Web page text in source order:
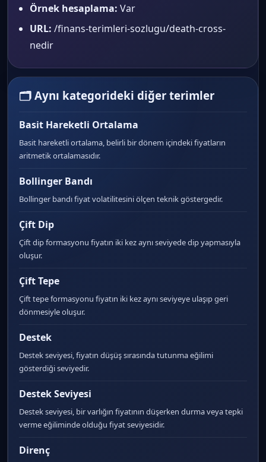
Örnek hesaplama: Var
URL: /finans-terimleri-sozlugu/death-cross-
nedir
🗂 Aynı kategorideki diğer terimler
Basit Hareketli Ortalama
Basit hareketli ortalama, belirli bir dönem içindeki fiyatların
aritmetik ortalamasıdır.
Bollinger Bandı
Bollinger bandı fiyat volatilitesini ölçen teknik göstergedir.
Çift Dip
Çift dip formasyonu fiyatın iki kez aynı seviyede dip yapmasıyla
oluşur.
Çift Tepe
Çift tepe formasyonu fiyatın iki kez aynı seviyeye ulaşıp geri
dönmesiyle oluşur.
Destek
Destek seviyesi, fiyatın düşüş sırasında tutunma eğilimi
gösterdiği seviyedir.
Destek Seviyesi
Destek seviyesi, bir varlığın fiyatının düşerken durma veya tepki
verme eğiliminde olduğu fiyat seviyesidir.
Direnç